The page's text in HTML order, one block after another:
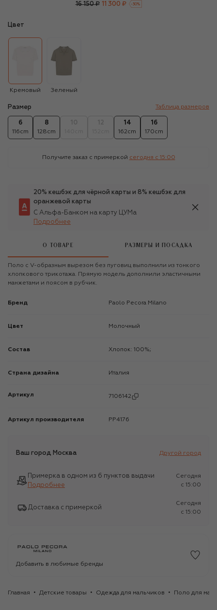
16 150 ₽ 11 300 ₽ -30%
Цвет
Кремовый Зеленый
Размер Таблица размеров
6
116cm
8
128cm
14
162cm
16
170cm
Получите заказ с примеркой сегодня c 15:00
20% кешбэк для чёрной карты и 8% кешбэк для
оранжевой карты
С Альфа-Банком на карту ЦУМа
Подробнее
О ТОВАРЕ РАЗМЕРЫ И ПОСАДКА
Поло с V-образным вырезом без пуговиц выполнили из тонкого
хлопкового трикотажа. Прямую модель дополнили эластичными
манжетами и поясом в рубчик.
Бренд Paolo Pecora Milano
Цвет Молочный
Состав Хлопок: 100%;
Страна дизайна Италия
Артикул 7106142
Артикул производителя PP4176
Ваш город Москва Другой город
Примерка в одном из 6 пунктов выдачи
Подробнее
Сегодня
c 15:00
Доставка с примеркой
Сегодня
c 15:00
Добавить в любимые бренды
Главная Детские товары Одежда для мальчиков Поло для